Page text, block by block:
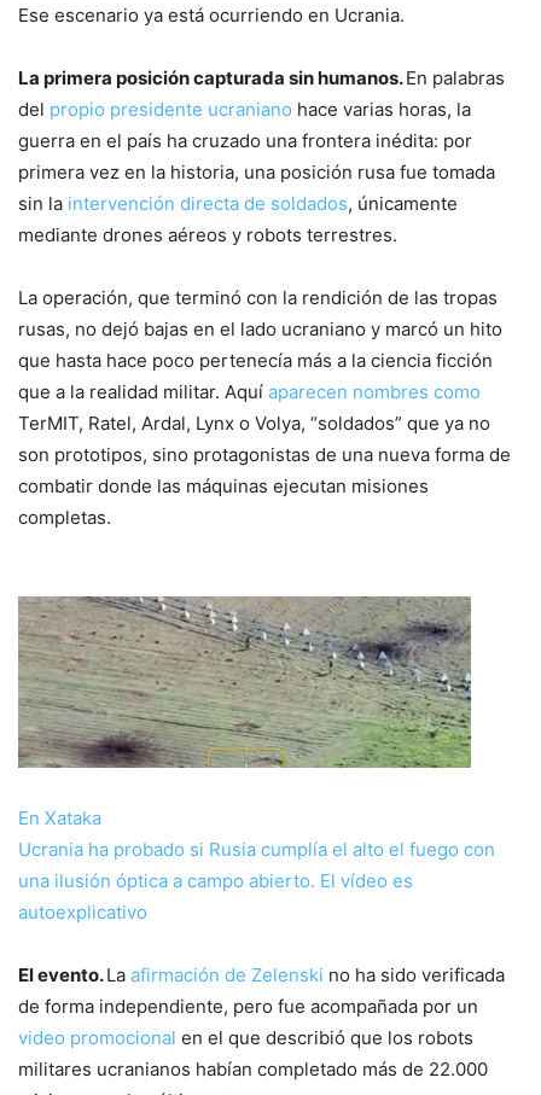
Ese escenario ya está ocurriendo en Ucrania.
La primera posición capturada sin humanos.En palabras
del propio presidente ucraniano hace varias horas, la
guerra en el país ha cruzado una frontera inédita: por
primera vez en la historia, una posición rusa fue tomada
sin la intervención directa de soldados, únicamente
mediante drones aéreos y robots terrestres.
La operación, que terminó con la rendición de las tropas
rusas, no dejó bajas en el lado ucraniano y marcó un hito
que hasta hace poco pertenecía más a la ciencia ficción
que a la realidad militar. Aquí aparecen nombres como
TerMIT, Ratel, Ardal, Lynx o Volya, “soldados” que ya no
son prototipos, sino protagonistas de una nueva forma de
combatir donde las máquinas ejecutan misiones
completas.
En Xataka
Ucrania ha probado si Rusia cumplía el alto el fuego con
una ilusión óptica a campo abierto. El vídeo es
autoexplicativo
El evento.La afirmación de Zelenski no ha sido verificada
de forma independiente, pero fue acompañada por un
video promocional en el que describió que los robots
militares ucranianos habían completado más de 22.000